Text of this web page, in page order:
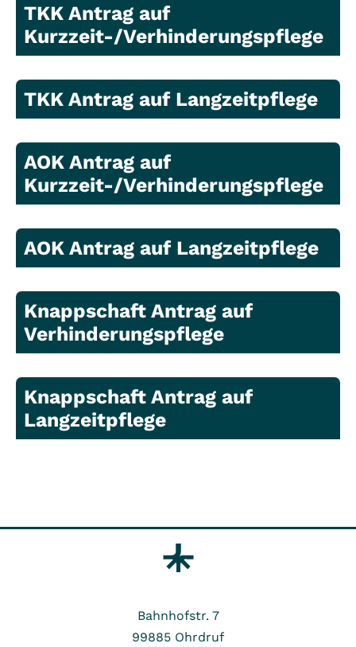
TKK Antrag auf
Kurzzeit-/Verhinderungspflege
TKK Antrag auf Langzeitpflege
AOK Antrag auf
Kurzzeit-/Verhinderungspflege
AOK Antrag auf Langzeitpflege
Knappschaft Antrag auf
Verhinderungspflege
Knappschaft Antrag auf
Langzeitpflege
Bahnhofstr. 7
99885 Ohrdruf